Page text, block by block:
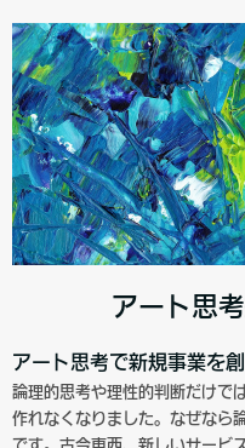
アート思
アート思考で新規事業を
論理的思考や理性的判断だけで
作れなくなりました。なぜなら